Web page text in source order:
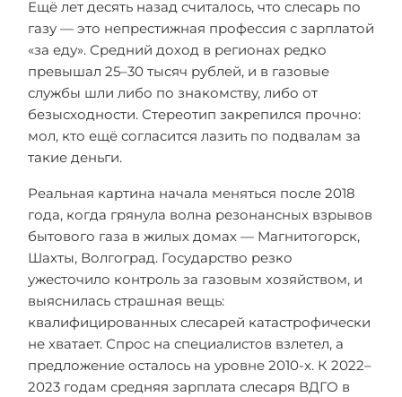
Ещё лет десять назад считалось, что слесарь по
газу — это непрестижная профессия с зарплатой
«за еду». Средний доход в регионах редко
превышал 25–30 тысяч рублей, и в газовые
службы шли либо по знакомству, либо от
безысходности. Стереотип закрепился прочно:
мол, кто ещё согласится лазить по подвалам за
такие деньги.
Реальная картина начала меняться после 2018
года, когда грянула волна резонансных взрывов
бытового газа в жилых домах — Магнитогорск,
Шахты, Волгоград. Государство резко
ужесточило контроль за газовым хозяйством, и
выяснилась страшная вещь:
квалифицированных слесарей катастрофически
не хватает. Спрос на специалистов взлетел, а
предложение осталось на уровне 2010-х. К 2022–
2023 годам средняя зарплата слесаря ВДГО в